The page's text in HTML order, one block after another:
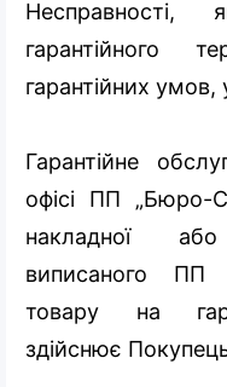
гарантійного
гарантійних
Гарантійне
офісі ПП „Бюро-
накладної
виписаного ПП
товару на
здійснює